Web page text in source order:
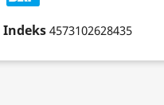
Indeks 4573102628435